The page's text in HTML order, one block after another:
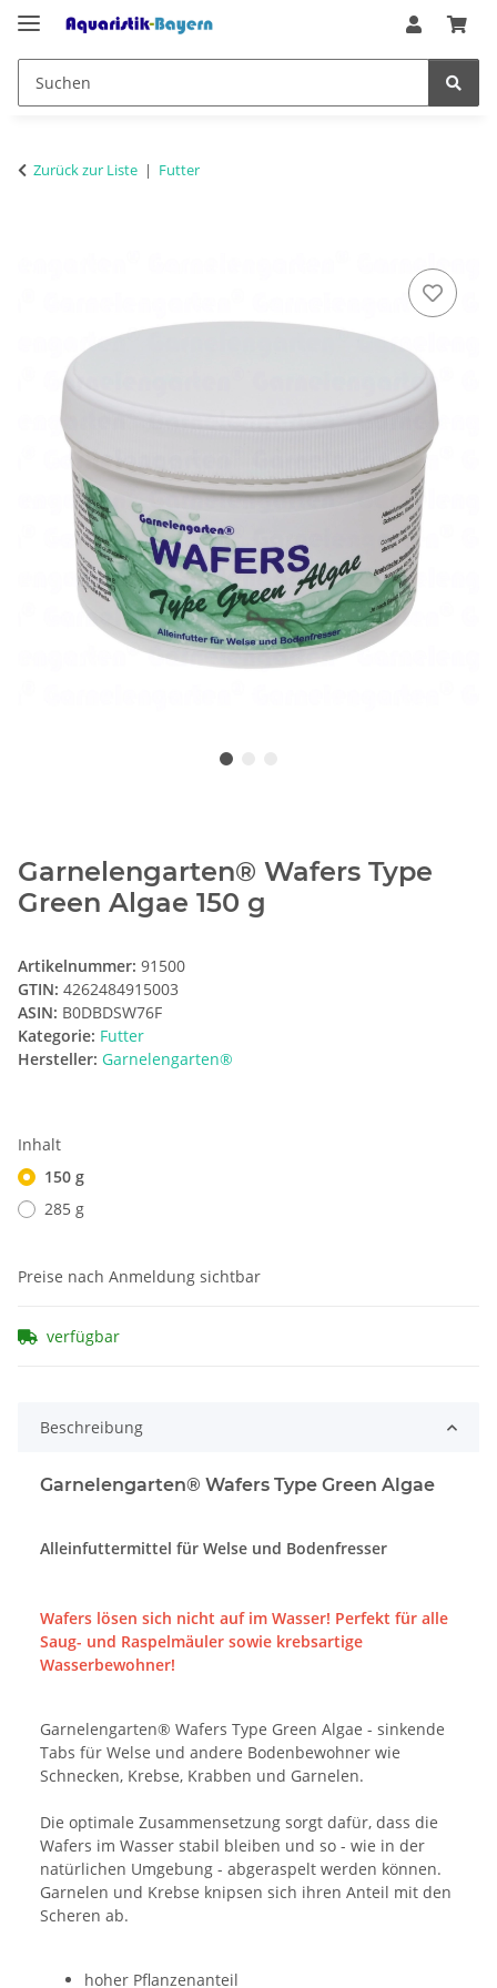
Zurück zur Liste Futter
Garnelengarten® Wafers Type
Green Algae 150 g
Artikelnummer: 91500
GTIN: 4262484915003
ASIN: B0DBDSW76F
Kategorie: Futter
Hersteller: Garnelengarten®
Inhalt
150 g
285 g
Preise nach Anmeldung sichtbar
verfügbar
Beschreibung
Garnelengarten® Wafers Type Green Algae
Alleinfuttermittel für Welse und Bodenfresser
Wafers lösen sich nicht auf im Wasser! Perfekt für alle
Saug- und Raspelmäuler sowie krebsartige
Wasserbewohner!
Garnelengarten® Wafers Type Green Algae - sinkende
Tabs für Welse und andere Bodenbewohner wie
Schnecken, Krebse, Krabben und Garnelen.
Die optimale Zusammensetzung sorgt dafür, dass die
Wafers im Wasser stabil bleiben und so - wie in der
natürlichen Umgebung - abgeraspelt werden können.
Garnelen und Krebse knipsen sich ihren Anteil mit den
Scheren ab.
hoher Pflanzenanteil